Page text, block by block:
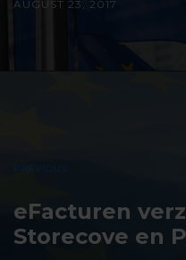
AUGUST 23, 2017
PREVIOUS
eFacturen
Storecove en